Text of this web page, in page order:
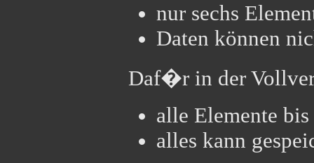
nur sechs
Daten können
Daf�r in der
alle Elemente
alles kann